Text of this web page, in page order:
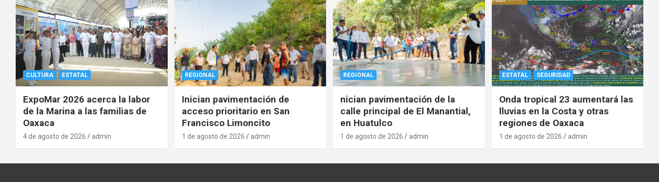
CULTURA ESTATAL
ExpoMar 2026 acerca la labor
de la Marina a las familias de
Oaxaca
4 de agosto de 2026 admin
REGIONAL
Inician pavimentación de
acceso prioritario en San
Francisco Limoncito
1 de agosto de 2026 admin
REGIONAL
nician pavimentación de la
calle principal de El Manantial,
en Huatulco
1 de agosto de 2026 admin
ESTATAL SEGURIDAD
Onda tropical 23 aumentará las
lluvias en la Costa y otras
regiones de Oaxaca
1 de agosto de 2026 admin